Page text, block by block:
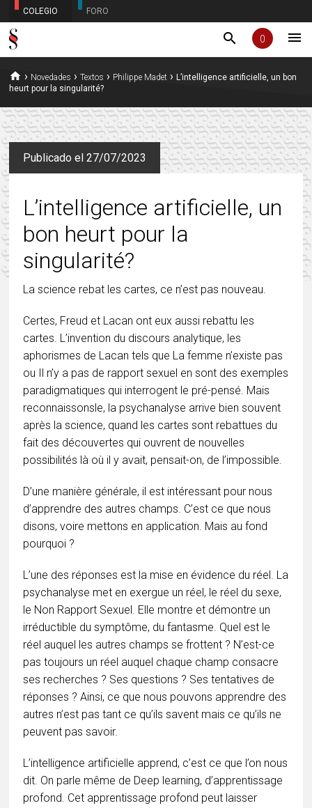
COLEGIO FORO
search 0 menu
home › Novedades ›Textos › Philippe Madet ›L’intelligence artificielle, un bon
heurt pour la singularité?
Publicado el 27/07/2023
L’intelligence artificielle, un
bon heurt pour la
singularité?
La science rebat les cartes, ce n’est pas nouveau.
Certes, Freud et Lacan ont eux aussi rebattu les
cartes. L’invention du discours analytique, les
aphorismes de Lacan tels que La femme n’existe pas
ou Il n’y a pas de rapport sexuel en sont des exemples
paradigmatiques qui interrogent le pré-pensé. Mais
reconnaissonsle, la psychanalyse arrive bien souvent
après la science, quand les cartes sont rebattues du
fait des découvertes qui ouvrent de nouvelles
possibilités là où il y avait, pensait-on, de l’impossible.
D’une manière générale, il est intéressant pour nous
d’apprendre des autres champs. C’est ce que nous
disons, voire mettons en application. Mais au fond
pourquoi ?
L’une des réponses est la mise en évidence du réel. La
psychanalyse met en exergue un réel, le réel du sexe,
le Non Rapport Sexuel. Elle montre et démontre un
irréductible du symptôme, du fantasme. Quel est le
réel auquel les autres champs se frottent ? N’est-ce
pas toujours un réel auquel chaque champ consacre
ses recherches ? Ses questions ? Ses tentatives de
réponses ? Ainsi, ce que nous pouvons apprendre des
autres n’est pas tant ce qu’ils savent mais ce qu’ils ne
peuvent pas savoir.
L’intelligence artificielle apprend, c’est ce que l’on nous
dit. On parle même de Deep learning, d’apprentissage
profond. Cet apprentissage profond peut laisser